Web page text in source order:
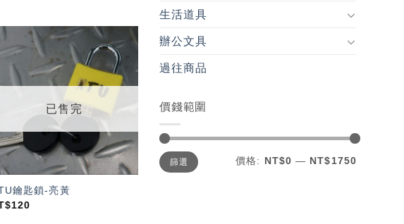
加入
「願
望輕
已售完
鑰匙鎖-亮黃
120
生活道具
辦公文具
過往商品
價錢範圍
最
低
價
最
高
價
篩選 價格: NT$0 — NT$1750